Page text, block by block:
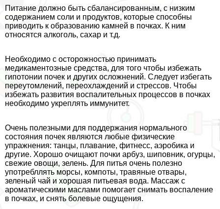
Питание должно быть сбалансированным, с низким
содержанием соли и продуктов, которые способны
приводить к образованию камней в почках. К ним
относятся алкоголь, сахар и т.д.
Необходимо с осторожностью принимать
медикаментозные средства, для того чтобы избежать
гипотонии почек и других осложнений. Следует избегать
переутомлений, переохлаждений и стрессов. Чтобы
избежать развития воспалительных процессов в почках
необходимо укреплять иммунитет.
Очень полезными для поддержания нормального
состояния почек являются любые физические
упражнения: танцы, плавание, фитнесс, аэробика и
другие. Хорошо очищают почки арбуз, шиповник, огурцы,
свежие овощи, зелень. Для питья очень полезно
употрeбллять морсы, компоты, травяные отвары,
зеленый чай и хорошая питьевая вода. Массаж с
ароматическими маслами помогает снимать воспаление
в почках, и снять болевые ощущения.